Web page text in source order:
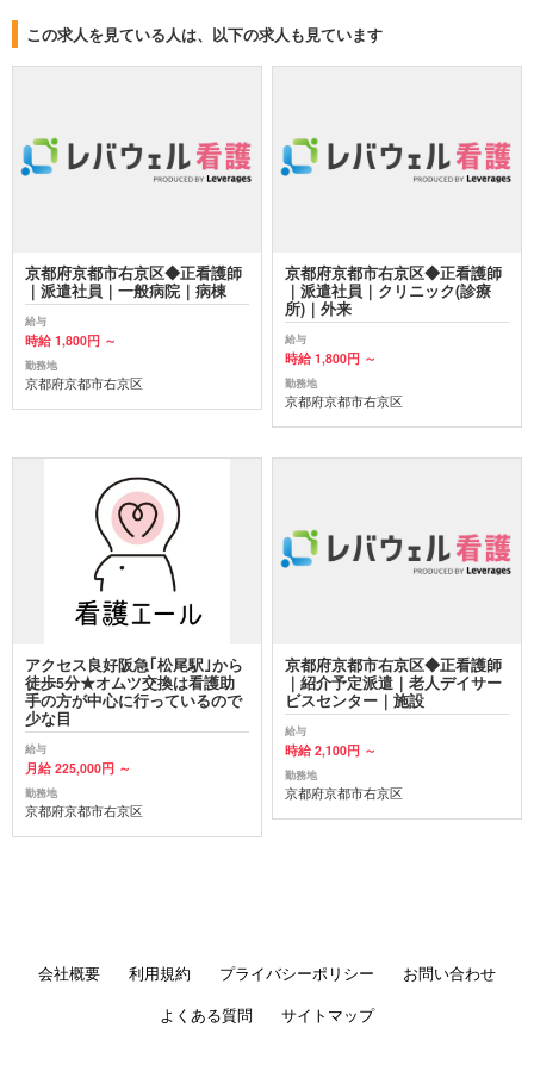
この求人を見ている人は、以下の求人も見ています
京都府京都市右京区◆正看護師
｜派遣社員｜一般病院｜病棟
給与
時給 1,800円 ～
勤務地
京都府京都市右京区
京都府京都市右京区◆正看護師
｜派遣社員｜クリニック(診療
所)｜外来
給与
時給 1,800円 ～
勤務地
京都府京都市右京区
アクセス良好阪急｢松尾駅｣から
徒歩5分★オムツ交換は看護助
手の方が中心に行っているので
少な目
給与
月給 225,000円 ～
勤務地
京都府京都市右京区
京都府京都市右京区◆正看護師
｜紹介予定派遣｜老人デイサー
ビスセンター｜施設
給与
時給 2,100円 ～
勤務地
京都府京都市右京区
会社概要 利用規約 プライバシーポリシー
お問い合わせ
よくある質問
サイトマップ